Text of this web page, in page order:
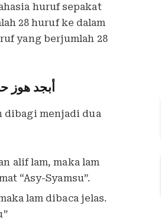
huruf sepakat
28 huruf ke dalam
yang berjumlah 28
أبجد
dibagi menjadi dua
alif lam, maka lam
“Asy-Syamsu”.
lam dibaca jelas.